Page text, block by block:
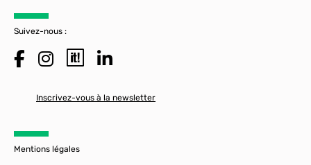
Suivez-nous :
Inscrivez-vous à la newsletter
Mentions légales